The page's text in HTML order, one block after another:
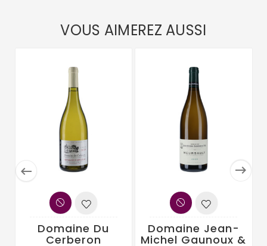
VOUS AIMEREZ AUSSI
 
Domaine Du
Cerberon
Domaine Jean-
Michel Gaunoux &